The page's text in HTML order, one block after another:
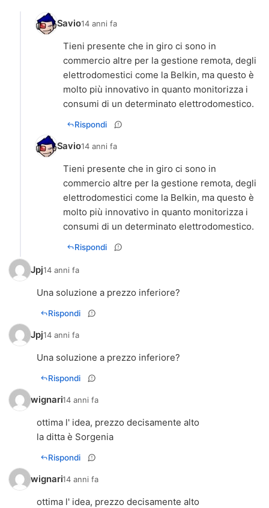
Savio14 anni fa
Tieni presente che in giro ci sono in
commercio altre per la gestione remota, degli
elettrodomestici come la Belkin, ma questo è
molto più innovativo in quanto monitorizza i
consumi di un determinato elettrodomestico.
Rispondi
Savio14 anni fa
Tieni presente che in giro ci sono in
commercio altre per la gestione remota, degli
elettrodomestici come la Belkin, ma questo è
molto più innovativo in quanto monitorizza i
consumi di un determinato elettrodomestico.
Rispondi
Jpj14 anni fa
Una soluzione a prezzo inferiore?
Rispondi
Jpj14 anni fa
Una soluzione a prezzo inferiore?
Rispondi
wignari14 anni fa
ottima l' idea, prezzo decisamente alto
la ditta è Sorgenia
Rispondi
wignari14 anni fa
ottima l' idea, prezzo decisamente alto